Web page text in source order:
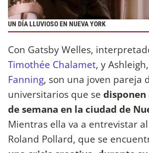
UN DÍA LLUVIOSO EN NUEVA YORK
Con Gatsby Welles,
Timothée Chalamet, y
Fanning, son una joven pareja
universitarios que se disponen
de semana en la ciudad de
Mientras ella va a entrevistar
Roland Pollard, que se